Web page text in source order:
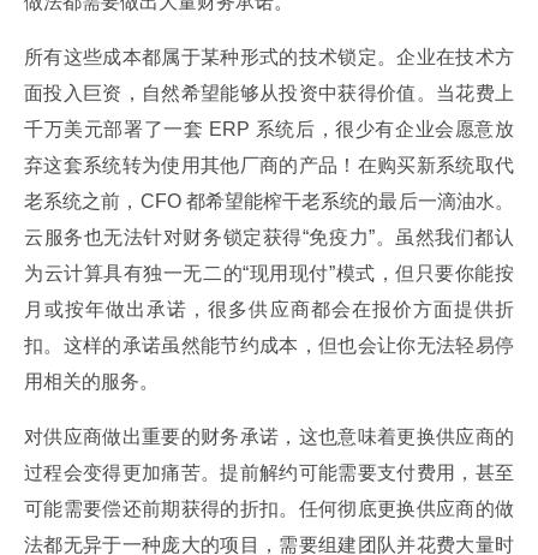
所有这些成本都属于某种形式的技术锁定。企业在技术方
面投入巨资，自然希望能够从投资中获得价值。当花费上
千万美元部署了一套 ERP 系统后，很少有企业会愿意放
弃这套系统转为使用其他厂商的产品！在购买新系统取代
老系统之前，CFO 都希望能榨干老系统的最后一滴油水。
云服务也无法针对财务锁定获得“免疫力”。虽然我们都认
为云计算具有独一无二的“现用现付”模式，但只要你能按
月或按年做出承诺，很多供应商都会在报价方面提供折
扣。这样的承诺虽然能节约成本，但也会让你无法轻易停
用相关的服务。
对供应商做出重要的财务承诺，这也意味着更换供应商的
过程会变得更加痛苦。提前解约可能需要支付费用，甚至
可能需要偿还前期获得的折扣。任何彻底更换供应商的做
法都无异于一种庞大的项目，需要组建团队并花费大量时